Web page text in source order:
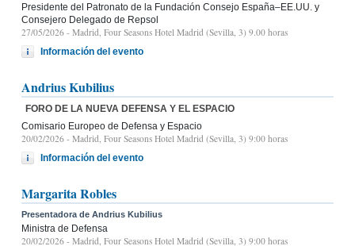
Presidente del Patronato de la Fundación Consejo España–EE.UU. y
Consejero Delegado de Repsol
27/05/2026 - Madrid, Four Seasons Hotel Madrid (Sevilla, 3) 9.00 horas
Información del evento
Andrius Kubilius
FORO DE LA NUEVA DEFENSA Y EL ESPACIO
Comisario Europeo de Defensa y Espacio
20/02/2026 - Madrid, Four Seasons Hotel Madrid (Sevilla, 3) 9:00 horas
Información del evento
Margarita Robles
Presentadora de Andrius Kubilius
Ministra de Defensa
20/02/2026 - Madrid, Four Seasons Hotel Madrid (Sevilla, 3) 9:00 horas